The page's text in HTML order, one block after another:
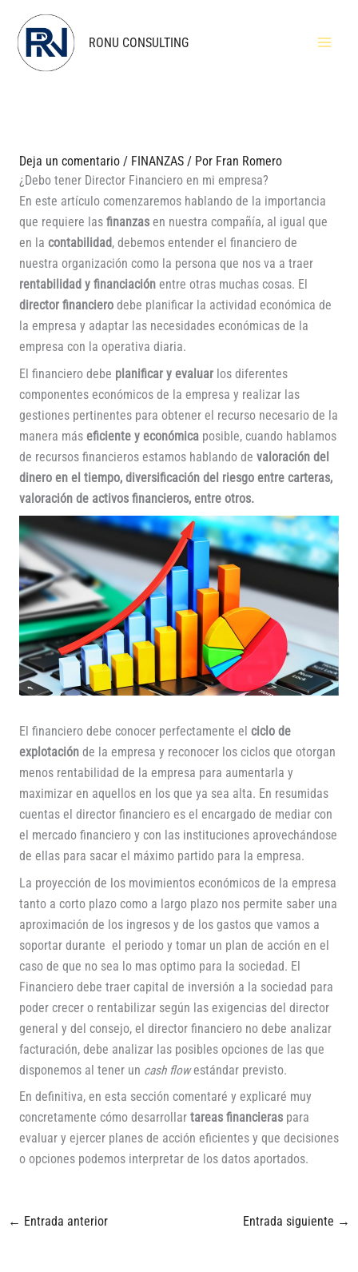
contenido
RONU CONSULTING
Deja un comentario / FINANZAS/ Por Fran Romero
¿Debo tener Director Financiero en mi empresa?
En este artículo comenzaremos hablando de la importancia
que requiere las finanzasen nuestra compañía, al igual que
en la contabilidad, debemos entender el financiero de
nuestra organización como la persona que nos va a traer
rentabilidad y financiaciónentre otras muchas cosas. El
director financierodebe planificar la actividad económica de
la empresa y adaptar las necesidades económicas de la
empresa con la operativa diaria.
El financiero debe planificar y evaluarlos diferentes
componentes económicos de la empresa y realizar las
gestiones pertinentes para obtener el recurso necesario de la
manera más eficiente y económicaposible, cuando hablamos
de recursos financieros estamos hablando de valoración del
dinero en el tiempo, diversificación del riesgo entre carteras,
valoración de activos financieros, entre otros.
El financiero debe conocer perfectamente el ciclo de
explotaciónde la empresa y reconocer los ciclos que otorgan
menos rentabilidad de la empresa para aumentarla y
maximizar en aquellos en los que ya sea alta. En resumidas
cuentas el director financiero es el encargado de mediar con
el mercado financiero y con las instituciones aprovechándose
de ellas para sacar el máximo partido para la empresa.
La proyección de los movimientos económicos de la empresa
tanto a corto plazo como a largo plazo nos permite saber una
aproximación de los ingresos y de los gastos que vamos a
soportar durante el periodo y tomar un plan de acción en el
caso de que no sea lo mas optimo para la sociedad. El
Financiero debe traer capital de inversión a la sociedad para
poder crecer o rentabilizar según las exigencias del director
general y del consejo, el director financiero no debe analizar
facturación, debe analizar las posibles opciones de las que
disponemos al tener un cash flowestándar previsto.
En definitiva, en esta sección comentaré y explicaré muy
concretamente cómo desarrollar tareas financieraspara
evaluar y ejercer planes de acción eficientes y que decisiones
o opciones podemos interpretar de los datos aportados.
← Entrada anterior Entrada siguiente →